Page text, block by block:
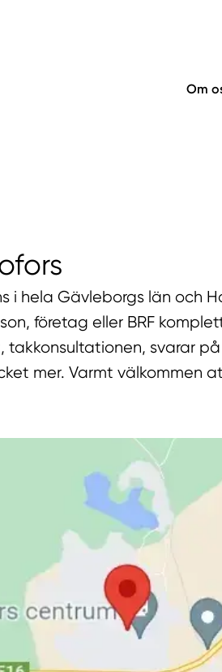
Om
i hela Gävleborgs län och
företag eller BRF
svarar
mer. Varmt välkommen